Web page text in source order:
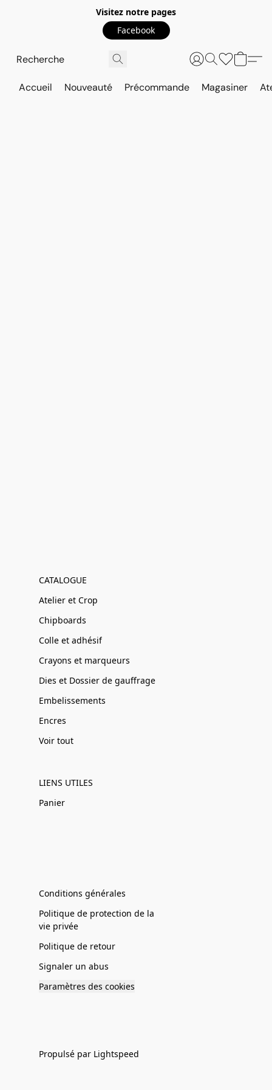
Visitez notre pages
Facebook
Accueil Nouveauté Précommande Magasiner
CATALOGUE
Atelier et Crop
Chipboards
Colle et adhésif
Crayons et marqueurs
Dies et Dossier de gauffrage
Embelissements
Encres
Voir tout
LIENS UTILES
Panier
Conditions générales
Politique de protection de la
vie privée
Politique de retour
Signaler un abus
Paramètres des cookies
Propulsé par Lightspeed